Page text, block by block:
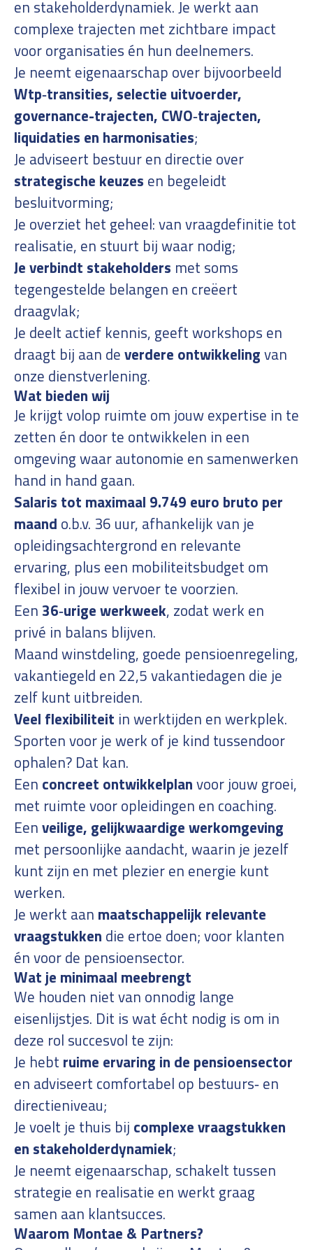
en stakeholderdynamiek. Je werkt aan
complexe trajecten met zichtbare impact
voor organisaties én hun deelnemers.
Je neemt eigenaarschap over bijvoorbeeld
Wtp‑transities, selectie uitvoerder,
governance-trajecten, CWO‑trajecten,
liquidaties en harmonisaties;
Je adviseert bestuur en directie over
strategische keuzes en begeleidt
besluitvorming;
Je overziet het geheel: van vraagdefinitie tot
realisatie, en stuurt bij waar nodig;
Je verbindt stakeholders met soms
tegengestelde belangen en creëert
draagvlak;
Je deelt actief kennis, geeft workshops en
draagt bij aan deverdere ontwikkelingvan
onze dienstverlening.
Wat bieden wij
Je krijgt volop ruimte om jouw expertise in te
zetten én door te ontwikkelen in een
omgeving waar autonomie en samenwerken
hand in hand gaan.
Salaris tot maximaal 9.749 euro bruto per
maand o.b.v. 36 uur, afhankelijk van je
opleidingsachtergrond en relevante
ervaring, plus een mobiliteitsbudget om
flexibel in jouw vervoer te voorzien.
Een 36‑urige werkweek, zodat werk en
privé in balans blijven.
Maand winstdeling, goede pensioenregeling,
vakantiegeld en 22,5 vakantiedagen die je
zelf kunt uitbreiden.
Veel flexibiliteit in werktijden en werkplek.
Sporten voor je werk of je kind tussendoor
ophalen? Dat kan.
Een concreet ontwikkelplanvoor jouw groei,
met ruimte voor opleidingen en coaching.
Eenveilige, gelijkwaardige werkomgeving
met persoonlijke aandacht, waarin je jezelf
kunt zijn en met plezier en energie kunt
werken.
Je werkt aan maatschappelijk relevante
vraagstukken die ertoe doen; voor klanten
én voor de pensioensector.
Wat je minimaal meebrengt
We houden niet van onnodig lange
eisenlijstjes. Dit is wat écht nodig is om in
deze rol succesvol te zijn:
Je hebt ruime ervaring in de pensioensector
en adviseert comfortabel op bestuurs‑ en
directieniveau;
Je voelt je thuis bij complexe vraagstukken
en stakeholderdynamiek;
Je neemt eigenaarschap, schakelt tussen
strategie en realisatie en werkt graag
samen aan klantsucces.
Waarom Montae & Partners?